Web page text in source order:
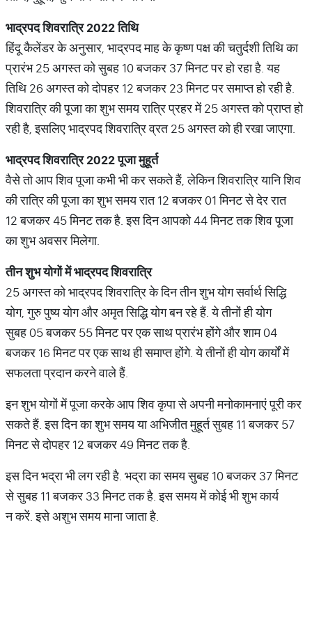
भाद्रपद शिवरात्रि2022तिथि
हिंदू कैलेंडर के अनुसार, भाद्रपद माह के कृष्ण पक्ष की चतुर्दशी तिथि का
प्रारंभ 25 अगस्त को सुबह 10 बजकर 37 मिनट पर हो रहा है. यह
तिथि 26 अगस्त को दोपहर 12 बजकर 23 मिनट पर समाप्त हो रही है.
शिवरात्रि की पूजा का शुभ समय रात्रि प्रहर में 25 अगस्त को प्राप्त हो
रही है, इसलिए भाद्रपद शिवरात्रि व्रत 25 अगस्त को ही रखा जाएगा.
भाद्रपद शिवरात्रि2022पूजा मुहूर्त
वैसे तो आप शिव पूजा कभी भी कर सकते हैं, लेकिन शिवरात्रि यानि शिव
की रात्रि की पूजा का शुभ समय रात 12 बजकर 01 मिनट से देर रात
12 बजकर 45 मिनट तक है. इस दिन आपको 44 मिनट तक शिव पूजा
का शुभ अवसर मिलेगा.
तीन शुभ योगों में भाद्रपद शिवरात्रि
25 अगस्त को भाद्रपद शिवरात्रि के दिन तीन शुभ योग सर्वार्थ सिद्धि
योग, गुरु पुष्य योग और अमृत सिद्धि योग बन रहे हैं. ये तीनों ही योग
सुबह 05 बजकर 55 मिनट पर एक साथ प्रारंभ होंगे और शाम 04
बजकर 16 मिनट पर एक साथ ही समाप्त होंगे. ये तीनों ही योग कार्यों में
सफलता प्रदान करने वाले हैं.
इन शुभ योगों में पूजा करके आप ​शिव कृपा से अपनी मनोकामनाएं पूरी कर
सकते हैं. इस दिन का शुभ समय या अभिजीत मुहूर्त सुबह 11 बजकर 57
मिनट से दोपहर 12 बजकर 49 मिनट तक है.
इस दिन भद्रा भी लग रही है. भद्रा का समय सुबह 10 बजकर 37 मिनट
से सुबह 11 बजकर 33 मिनट तक है. इस समय में कोई भी शुभ कार्य
न करें. इसे अशुभ समय माना जाता है.